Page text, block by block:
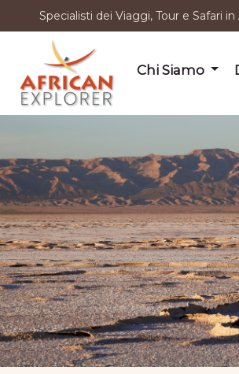
Specialisti dei Viaggi, Tour e Safari in
Chi Siamo